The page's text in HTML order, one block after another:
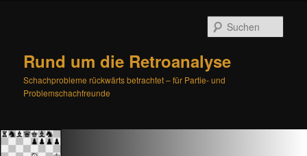
Rund um die Retroanalyse
Schachprobleme rückwärts betrachtet – für Partie- und
Problemschachfreunde